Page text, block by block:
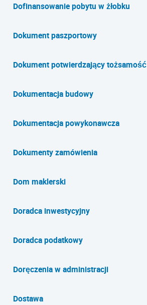
Dofinansowanie pobytu w żłobku
Dokument paszportowy
Dokument potwierdzający tożsamość
Dokumentacja budowy
Dokumentacja powykonawcza
Dokumenty zamówienia
Dom maklerski
Doradca inwestycyjny
Doradca podatkowy
Doręczenia w administracji
Dostawa